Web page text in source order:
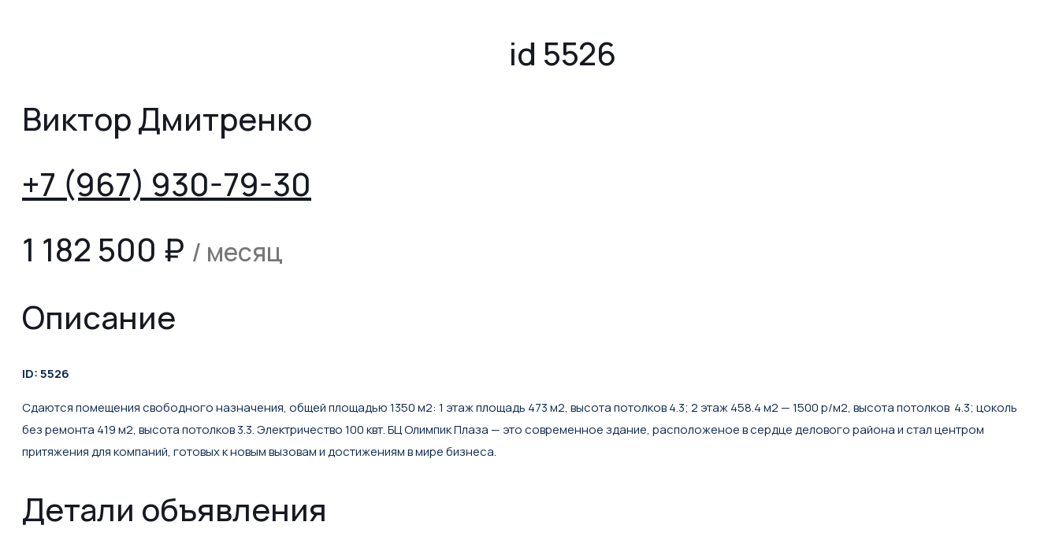
id 5526
Виктор Дмитренко
+7 (967) 930-79-30
1 182 500 ₽ / месяц
Описание
ID: 5526
Сдаются помещения свободного назначения, общей площадью 1350 м2: 1 этаж площадь 473 м2, высота потолков 4.3; 2 этаж 458.4 м2 — 1500 р/м2, высота потолков 4.3; цоколь
без ремонта 419 м2, высота потолков 3.3. Электричество 100 квт. БЦ Олимпик Плаза — это современное здание, расположеное в сердце делового района и стал центром
притяжения для компаний, готовых к новым вызовам и достижениям в мире бизнеса.
Детали объявления